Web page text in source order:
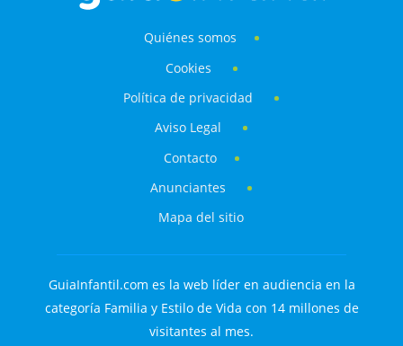
Quiénes somos
Cookies
Política de privacidad
Aviso Legal
Contacto
Anunciantes
Mapa del sitio
GuiaInfantil.com es la web líder en audiencia en la
categoría Familia y Estilo de Vida con 14 millones de
visitantes al mes.